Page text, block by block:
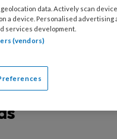
Is het erg
van Sinterklaas?
Sinterklaas, waar
data. Actively scan
a device. Personalised
services development.
(vendors)